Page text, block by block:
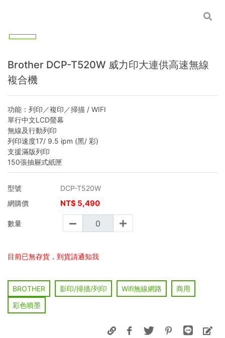
Brother DCP-T520W 威力印大連供高速無線
複合機
功能：列印／複印／掃描 / WIFI
單行中文LCD螢幕
無線及行動列印
列印速度17/ 9.5 ipm (黑/ 彩)
支援滿版列印
150張抽屜式紙匣
型號
DCP-T520W
網購價
NT$ 5,490
數量
目前已無存貨，到貨請通知我
BROTHER 影印/掃描/列印 Wifi無線網路
商用
彩色噴墨